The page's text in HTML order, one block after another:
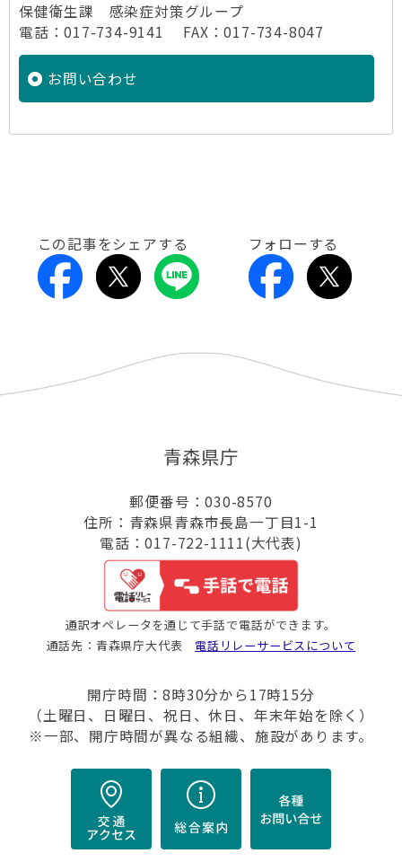
保健衛生課 感染症対策グループ
電話：017-734-9141 FAX：017-734-8047
お問い合わせ
この記事をシェアする フォローする
青森県庁
郵便番号：030-8570
住所：青森県青森市長島一丁目1-1
電話：017-722-1111(大代表)
通訳オペレータを通じて手話で電話ができます。
通話先：青森県庁大代表 電話リレーサービスについて
開庁時間：8時30分から17時15分
（土曜日、日曜日、祝日、休日、年末年始を除く）
※一部、開庁時間が異なる組織、施設があります。